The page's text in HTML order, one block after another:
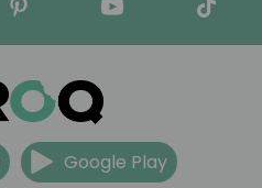
Google Play